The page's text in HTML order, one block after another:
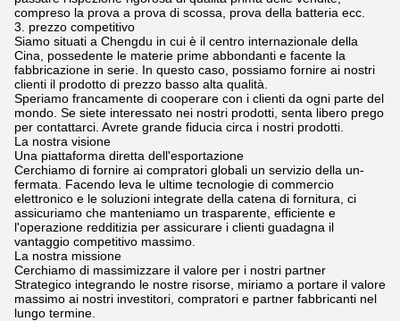
compreso la prova a prova di scossa, prova della batteria ecc.
3. prezzo competitivo
Siamo situati a Chengdu in cui è il centro internazionale della
Cina, possedente le materie prime abbondanti e facente la
fabbricazione in serie. In questo caso, possiamo fornire ai nostri
clienti il prodotto di prezzo basso alta qualità.
Speriamo francamente di cooperare con i clienti da ogni parte del
mondo. Se siete interessato nei nostri prodotti, senta libero prego
per contattarci. Avrete grande fiducia circa i nostri prodotti.
La nostra visione
Una piattaforma diretta dell'esportazione
Cerchiamo di fornire ai compratori globali un servizio della un-
fermata. Facendo leva le ultime tecnologie di commercio
elettronico e le soluzioni integrate della catena di fornitura, ci
assicuriamo che manteniamo un trasparente, efficiente e
l'operazione redditizia per assicurare i clienti guadagna il
vantaggio competitivo massimo.
La nostra missione
Cerchiamo di massimizzare il valore per i nostri partner
Strategico integrando le nostre risorse, miriamo a portare il valore
massimo ai nostri investitori, compratori e partner fabbricanti nel
lungo termine.